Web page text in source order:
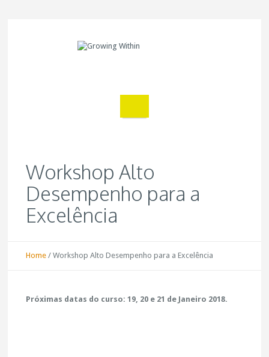
Workshop Alto
Desempenho para a
Excelência
Home /Workshop Alto Desempenho para a Excelência
Próximas datas do curso: 19, 20 e 21 de Janeiro 2018.